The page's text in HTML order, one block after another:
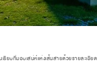
เรียบที่มอบเสน่ห์แห่งเส้นสายด้วยรายละเ